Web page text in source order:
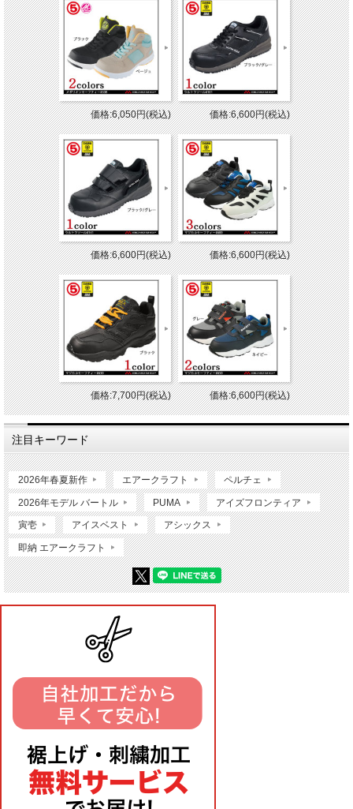
価格:6,050円(税込) 価格:6,600円(税込)
価格:6,600円(税込) 価格:6,600円(税込)
価格:7,700円(税込) 価格:6,600円(税込)
注目キーワード
2026年春夏新作 エアークラフト ペルチェ
2026年モデル バートル PUMA アイズフロンティア
寅壱 アイスベスト アシックス
即納 エアークラフト